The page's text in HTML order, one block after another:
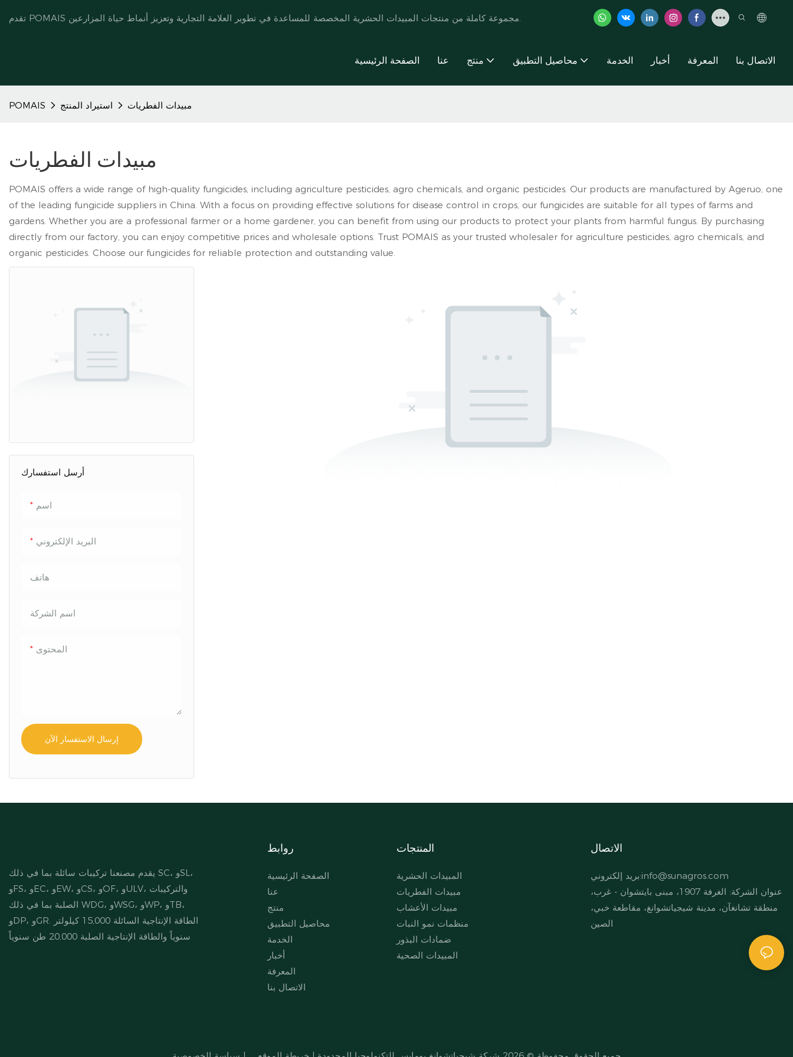
الصفحة الرئيسية عنا منتج محاصيل التطبيق الخدمة أخبار المعرفة الاتصال بنا
POMAIS استيراد المنتج مبيدات الفطريات
مبيدات الفطريات
POMAIS offers a wide range of high-quality fungicides, including agriculture pesticides, agro chemicals, and organic pesticides. Our products are manufactured by Ageruo, one
of the leading fungicide suppliers in China. With a focus on providing effective solutions for disease control in crops, our fungicides are suitable for all types of farms and
gardens. Whether you are a professional farmer or a home gardener, you can benefit from using our products to protect your plants from harmful fungus. By purchasing
directly from our factory, you can enjoy competitive prices and wholesale options. Trust POMAIS as your trusted wholesaler for agriculture pesticides, agro chemicals, and
organic pesticides. Choose our fungicides for reliable protection and outstanding value.
أرسل استفسارك
اسم
البريد الإلكتروني
هاتف
اسم الشركة
المحتوى
إرسال الاستفسار الآن
يقدم مصنعنا تركيبات سائلة بما في ذلك SC، وSL،
وFS، وEC، وEW، وCS، وOF، وULV، والتركيبات
الصلبة بما في ذلك WDG، وWSG، وWP، وTB،
وDP، وGR. الطاقة الإنتاجية السائلة 15,000 كيلولتر
روابط
الصفحة الرئيسية
عنا
منتج
محاصيل التطبيق
الخدمة
أخبار
المعرفة
الاتصال بنا
المنتجات
المبيدات الحشرية
مبيدات الفطريات
مبيدات الأعشاب
منظمات نمو النبات
ضمادات البذور
المبيدات الصحية
الاتصال
بريد إلكتروني:info@sunagros.com
عنوان الشركة: الغرفة 1907، مبنى بايتشوان - غرب،
منطقة تشانغآن، مدينة شيجياتشوانغ، مقاطعة خبي،
الصين